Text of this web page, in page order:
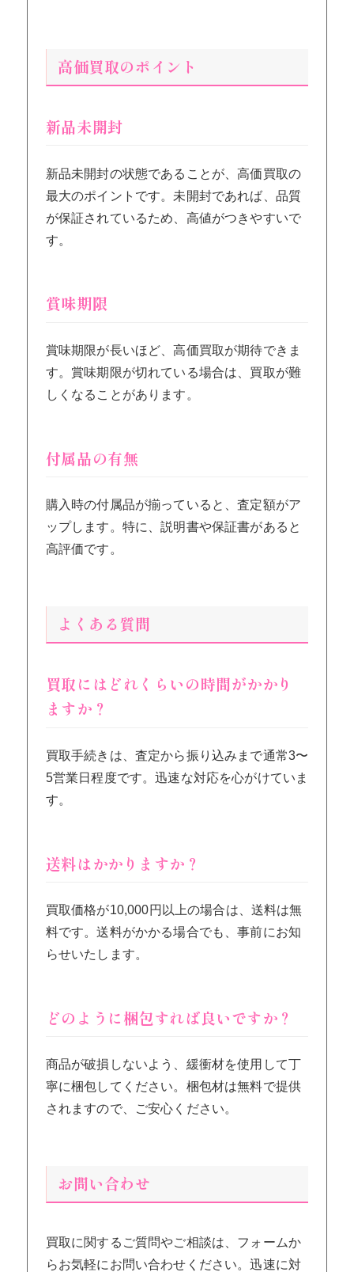
高価買取のポイント
新品未開封
新品未開封の状態であることが、高価買取の
最大のポイントです。未開封であれば、品質
が保証されているため、高値がつきやすいで
す。
賞味期限
賞味期限が長いほど、高価買取が期待できま
す。賞味期限が切れている場合は、買取が難
しくなることがあります。
付属品の有無
購入時の付属品が揃っていると、査定額がア
ップします。特に、説明書や保証書があると
高評価です。
よくある質問
買取にはどれくらいの時間がかかり
ますか？
買取手続きは、査定から振り込みまで通常3〜
5営業日程度です。迅速な対応を心がけていま
す。
送料はかかりますか？
買取価格が10,000円以上の場合は、送料は無
料です。送料がかかる場合でも、事前にお知
らせいたします。
どのように梱包すれば良いですか？
商品が破損しないよう、緩衝材を使用して丁
寧に梱包してください。梱包材は無料で提供
されますので、ご安心ください。
お問い合わせ
買取に関するご質問やご相談は、フォームか
らお気軽にお問い合わせください。迅速に対